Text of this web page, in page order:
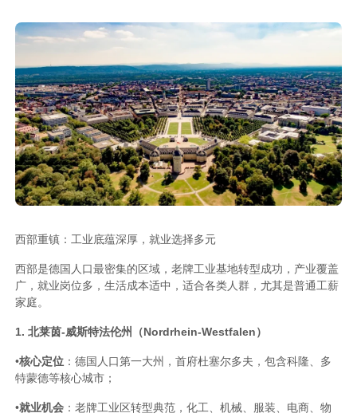
西部重镇：工业底蕴深厚，就业选择多元
西部是德国人口最密集的区域，老牌工业基地转型成功，产业覆盖
广，就业岗位多，生活成本适中，适合各类人群，尤其是普通工薪
家庭。
1. 北莱茵-威斯特法伦州（Nordrhein-Westfalen）
•核心定位 ：德国人口第一大州，首府杜塞尔多夫，包含科隆、多
特蒙德等核心城市；
•就业机会 ：老牌工业区转型典范，化工、机械、服装、电商、物